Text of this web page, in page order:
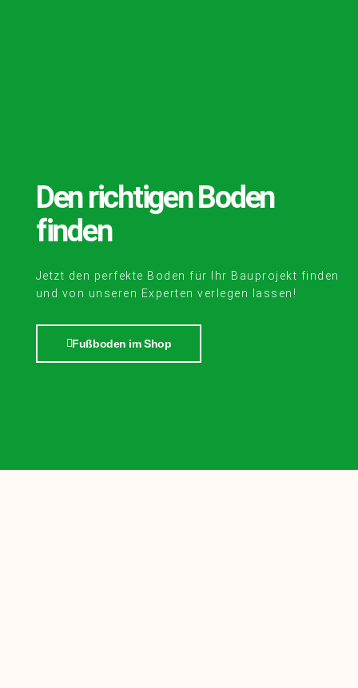
Den richtigen Boden
finden
Jetzt den perfekte Boden für Ihr Bauprojekt finden
und von unseren Experten verlegen lassen!
Fußboden im Shop